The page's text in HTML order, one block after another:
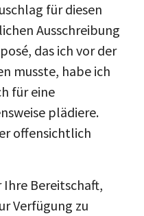
für diesen
Ausschreibung
das ich vor der
musste, habe ich
für eine
plädiere.
offensichtlich
Bereitschaft,
Verfügung zu